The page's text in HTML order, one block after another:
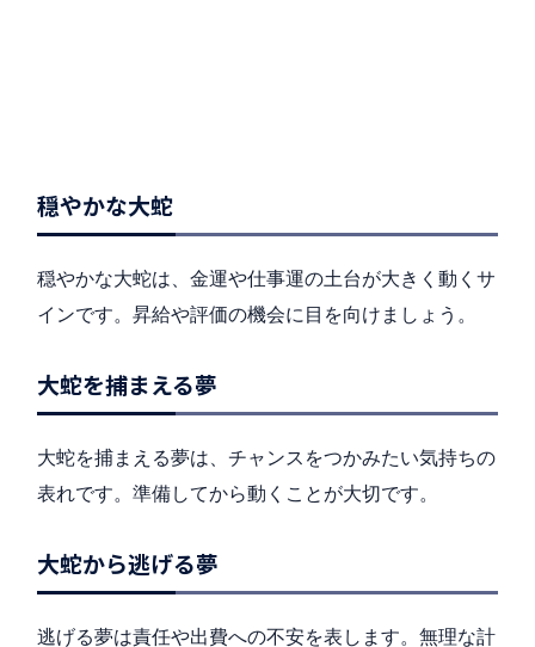
穏やかな大蛇
穏やかな大蛇は、金運や仕事運の土台が大きく動くサ
インです。昇給や評価の機会に目を向けましょう。
大蛇を捕まえる夢
大蛇を捕まえる夢は、チャンスをつかみたい気持ちの
表れです。準備してから動くことが大切です。
大蛇から逃げる夢
逃げる夢は責任や出費への不安を表します。無理な計